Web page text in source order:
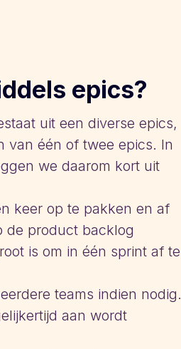
epics?
uit een diverse epics,
van één of twee epics. In
we daarom kort uit
keer op te pakken en af
de product backlog
is om in één sprint af te
teams indien nodig.
aan wordt